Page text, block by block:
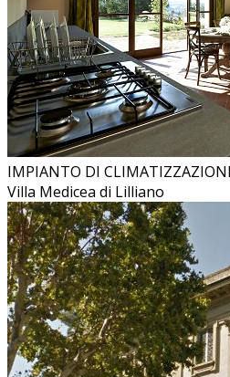
IMPIANTO DI
Villa Medicea di Lilliano